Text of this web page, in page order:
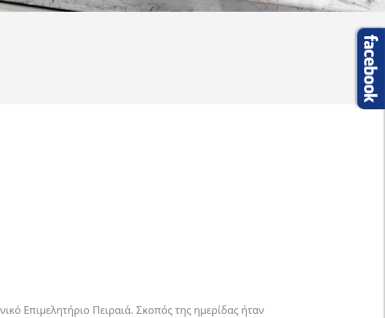
Επιμελητήριο Πειραιά. Σκοπός της ημερίδας ήταν